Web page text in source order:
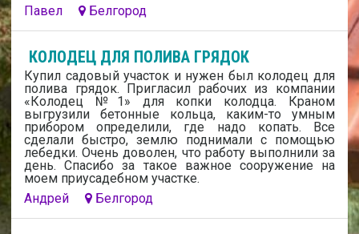
Павел
Белгород
КОЛОДЕЦ ДЛЯ ПОЛИВА ГРЯДОК
Купил садовый участок и нужен был колодец для
полива грядок. Пригласил рабочих из компании
«Колодец №1» для копки колодца. Краном
выгрузили бетонные кольца, каким-то умным
прибором определили, где надо копать. Все
сделали быстро, землю поднимали с помощью
лебедки. Очень доволен, что работу выполнили за
день. Спасибо за такое важное сооружение на
моем приусадебном участке.
Андрей
Белгород